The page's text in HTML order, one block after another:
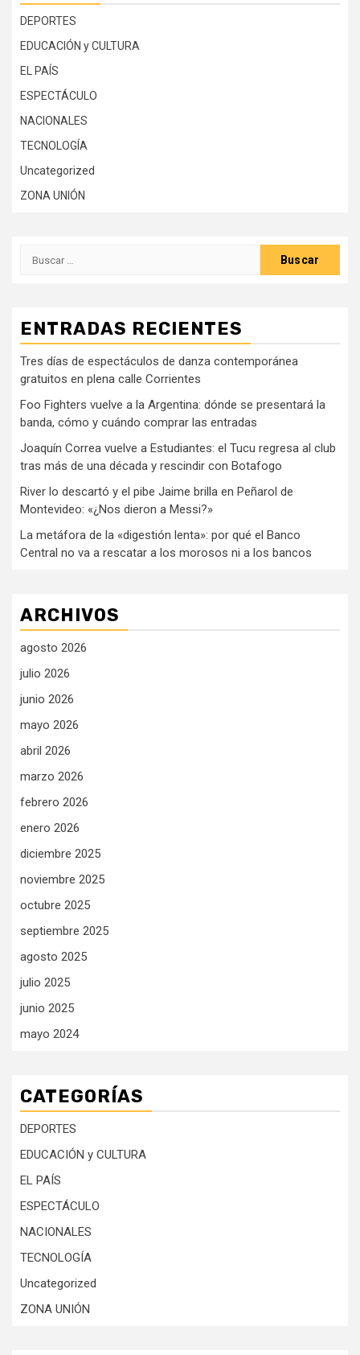
DEPORTES
EDUCACIÓN y CULTURA
EL PAÍS
ESPECTÁCULO
NACIONALES
TECNOLOGÍA
Uncategorized
ZONA UNIÓN
Buscar:
ENTRADAS RECIENTES
Tres días de espectáculos de danza contemporánea
gratuitos en plena calle Corrientes
Foo Fighters vuelve a la Argentina: dónde se presentará la
banda, cómo y cuándo comprar las entradas
Joaquín Correa vuelve a Estudiantes: el Tucu regresa al club
tras más de una década y rescindir con Botafogo
River lo descartó y el pibe Jaime brilla en Peñarol de
Montevideo: «¿Nos dieron a Messi?»
La metáfora de la «digestión lenta»: por qué el Banco
Central no va a rescatar a los morosos ni a los bancos
ARCHIVOS
agosto 2026
julio 2026
junio 2026
mayo 2026
abril 2026
marzo 2026
febrero 2026
enero 2026
diciembre 2025
noviembre 2025
octubre 2025
septiembre 2025
agosto 2025
julio 2025
junio 2025
mayo 2024
CATEGORÍAS
DEPORTES
EDUCACIÓN y CULTURA
EL PAÍS
ESPECTÁCULO
NACIONALES
TECNOLOGÍA
Uncategorized
ZONA UNIÓN